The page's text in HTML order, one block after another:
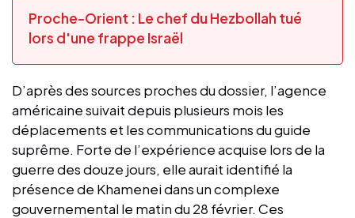
Proche-Orient : Le chef du Hezbollah tué
lors d'une frappe Israël
D’après des sources proches du dossier, l’agence
américaine suivait depuis plusieurs mois les
déplacements et les communications du guide
suprême. Forte de l’expérience acquise lors de la
guerre des douze jours, elle aurait identifié la
présence de Khamenei dans un complexe
gouvernemental le matin du 28 février. Ces